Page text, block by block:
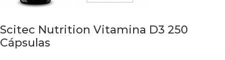
Scitec Nutrition Vitamina D3 250
Cápsulas